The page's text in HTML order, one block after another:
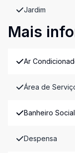
Jardim
Mais
Ar
Área de
Banheiro Social
Despensa